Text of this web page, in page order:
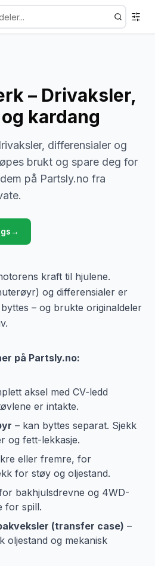
– Drivaksler,
kardang
differensialer og
brukt og spare deg for
på Partsly.no fra
→
kraft til hjulene.
og differensialer er
– og brukte originaldeler
på Partsly.no:
aksel med CV-ledd
er intakte.
– kan byttes separat. Sjekk
og fett-lekkasje.
eller fremre, for
for støy og oljestand.
bakhjulsdrevne og 4WD-
for spill.
(transfer case) –
oljestand og mekanisk